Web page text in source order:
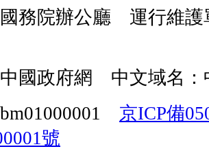
務院辦公廳 運行維護
國政府網 中文域名：
京ICP備
號